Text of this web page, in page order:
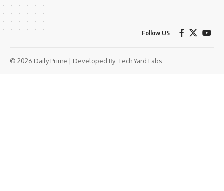
Follow US
© 2026 Daily Prime | Developed By: Tech Yard Labs